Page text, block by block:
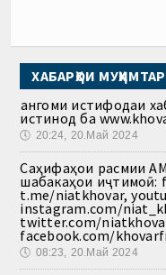
ХАБАРҲОИ
Ҳангоми истифодаи
истинод ба
🕔 20:24, 20.Май 2024
Саҳифаҳои расмии
шабакаҳои иҷтимоӣ:
t.me/niatkhovar,
instagram.com/
twitter.com/
facebook.com/
🕔 08:23, 20.Май 2024